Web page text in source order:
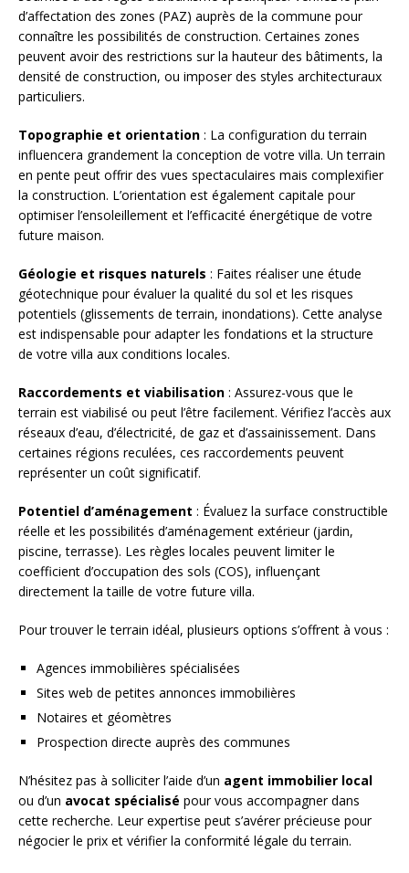
d’affectation des zones (PAZ) auprès de la commune pour
connaître les possibilités de construction. Certaines zones
peuvent avoir des restrictions sur la hauteur des bâtiments, la
densité de construction, ou imposer des styles architecturaux
particuliers.
Topographie et orientation : La configuration du terrain
influencera grandement la conception de votre villa. Un terrain
en pente peut offrir des vues spectaculaires mais complexifier
la construction. L’orientation est également capitale pour
optimiser l’ensoleillement et l’efficacité énergétique de votre
future maison.
Géologie et risques naturels : Faites réaliser une étude
géotechnique pour évaluer la qualité du sol et les risques
potentiels (glissements de terrain, inondations). Cette analyse
est indispensable pour adapter les fondations et la structure
de votre villa aux conditions locales.
Raccordements et viabilisation : Assurez-vous que le
terrain est viabilisé ou peut l’être facilement. Vérifiez l’accès aux
réseaux d’eau, d’électricité, de gaz et d’assainissement. Dans
certaines régions reculées, ces raccordements peuvent
représenter un coût significatif.
Potentiel d’aménagement : Évaluez la surface constructible
réelle et les possibilités d’aménagement extérieur (jardin,
piscine, terrasse). Les règles locales peuvent limiter le
coefficient d’occupation des sols (COS), influençant
directement la taille de votre future villa.
Pour trouver le terrain idéal, plusieurs options s’offrent à vous :
Agences immobilières spécialisées
Sites web de petites annonces immobilières
Notaires et géomètres
Prospection directe auprès des communes
N’hésitez pas à solliciter l’aide d’un agent immobilier local
ou d’un avocat spécialisé pour vous accompagner dans
cette recherche. Leur expertise peut s’avérer précieuse pour
négocier le prix et vérifier la conformité légale du terrain.